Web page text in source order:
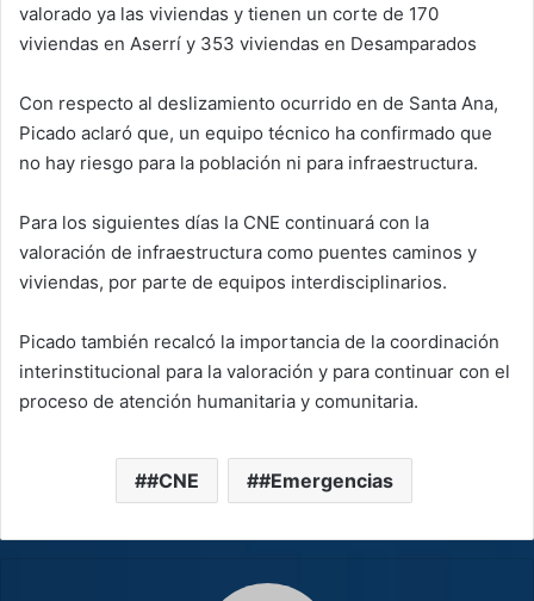
valorado ya las viviendas y tienen un corte de 170
viviendas en Aserrí y 353 viviendas en Desamparados
Con respecto al deslizamiento ocurrido en de Santa Ana,
Picado aclaró que, un equipo técnico ha confirmado que
no hay riesgo para la población ni para infraestructura.
Para los siguientes días la CNE continuará con la
valoración de infraestructura como puentes caminos y
viviendas, por parte de equipos interdisciplinarios.
Picado también recalcó la importancia de la coordinación
interinstitucional para la valoración y para continuar con el
proceso de atención humanitaria y comunitaria.
#CNE #Emergencias